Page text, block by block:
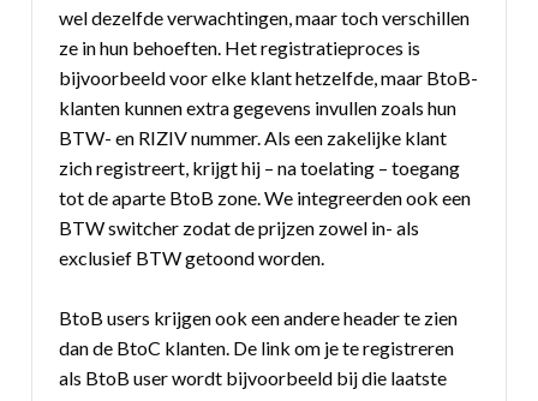
wel dezelfde verwachtingen, maar toch verschillen
ze in hun behoeften. Het registratieproces is
bijvoorbeeld voor elke klant hetzelfde, maar BtoB-
klanten kunnen extra gegevens invullen zoals hun
BTW- en RIZIV nummer. Als een zakelijke klant
zich registreert, krijgt hij – na toelating – toegang
tot de aparte BtoB zone. We integreerden ook een
BTW switcher zodat de prijzen zowel in- als
exclusief BTW getoond worden.
BtoB users krijgen ook een andere header te zien
dan de BtoC klanten. De link om je te registreren
als BtoB user wordt bijvoorbeeld bij die laatste